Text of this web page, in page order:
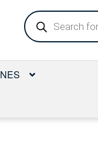
Búsqueda
de
productos